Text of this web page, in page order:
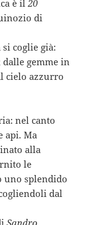
è il20
di
coglie già:
gemme in
cielo azzurro
nel canto
api. Ma
alla
le
uno splendido
dal